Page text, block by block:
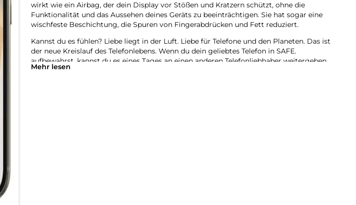
wirkt wie ein Airbag, der dein Display vor Stößen und Kratzern schützt, ohne die
Funktionalität und das Aussehen deines Geräts zu beeinträchtigen. Sie hat sogar eine
wischfeste Beschichtung, die Spuren von Fingerabdrücken und Fett reduziert.
Kannst du es fühlen? Liebe liegt in der Luft. Liebe für Telefone und den Planeten. Das ist
der neue Kreislauf des Telefonlebens. Wenn du dein geliebtes Telefon in SAFE.
aufbewahrst, kannst du es eines Tages an einen anderen Telefonliebhaber weitergeben,
der es genauso lieben wird wie du. Entscheide dich für SAFE. und schenke deinem
Mehr lesen